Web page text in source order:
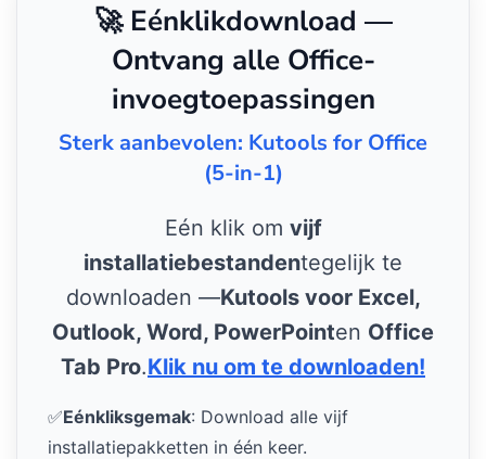
🚀 Eénklikdownload —
Ontvang alle Office-
invoegtoepassingen
Sterk aanbevolen: Kutools for Office
(5-in-1)
Eén klik om vijf
installatiebestandentegelijk te
downloaden —Kutools voor Excel,
Outlook, Word, PowerPointen Office
Tab Pro.Klik nu om te downloaden!
✅Eénkliksgemak: Download alle vijf
installatiepakketten in één keer.